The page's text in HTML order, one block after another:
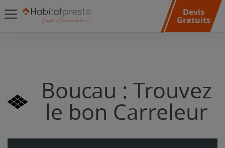
Devis
Gratuits
Boucau : Trouvez
le bon Carreleur